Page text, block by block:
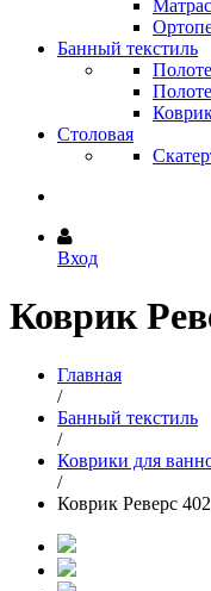
Банный текстиль
Столовая
Вход
Коврик
Главная
/
Банный текстиль
/
Коврики для
/
Коврик Реверс 402